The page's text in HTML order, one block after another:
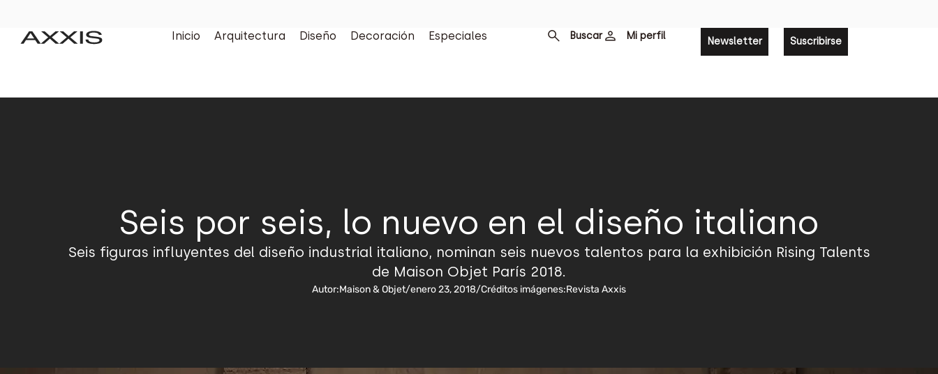
Inicio Arquitectura Diseño Decoración Especiales Buscar Mi perfil Newsletter Suscribirse
Seis por seis, lo nuevo en el diseño italiano
Seis figuras influyentes del diseño industrial italiano, nominan seis nuevos talentos para la exhibición Rising Talents
de Maison Objet París 2018.
Autor:Maison & Objet/enero 23, 2018/Créditos imágenes:Revista Axxis